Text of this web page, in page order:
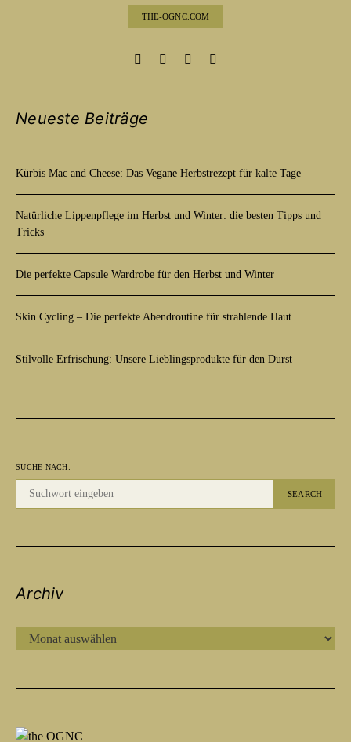
THE-OGNC.COM
Neueste Beiträge
Kürbis Mac and Cheese: Das Vegane Herbstrezept für kalte Tage
Natürliche Lippenpflege im Herbst und Winter: die besten Tipps und
Tricks
Die perfekte Capsule Wardrobe für den Herbst und Winter
Skin Cycling – Die perfekte Abendroutine für strahlende Haut
Stilvolle Erfrischung: Unsere Lieblingsprodukte für den Durst
SUCHE NACH:
SEARCH
Archiv